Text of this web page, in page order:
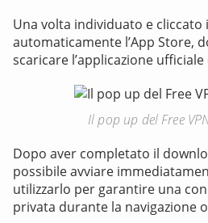
Una volta individuato e cliccato
automaticamente l’App Store,
scaricare l’applicazione ufficiale
Il pop up del Free
Dopo aver completato il
possibile avviare
utilizzarlo per garantire una
privata durante la navigazione